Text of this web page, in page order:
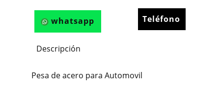
whatsapp Teléfono
Descripción
Pesa de acero para Automovil